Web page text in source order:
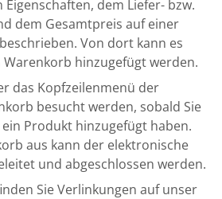
dem Liefer- bzw.
dem Gesamtpreis auf einer
Von dort kann es
hinzugefügt werden.
das Kopfzeilenmenü der
besucht werden, sobald Sie
Produkt hinzugefügt haben.
aus kann der elektronische
und abgeschlossen werden.
Sie Verlinkungen auf unser